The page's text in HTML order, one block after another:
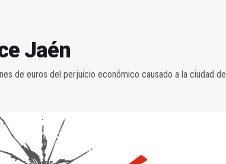
Jaén
de euros del perjuicio económico causado a la ciudad de